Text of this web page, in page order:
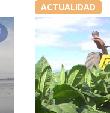
ACTUALIDAD